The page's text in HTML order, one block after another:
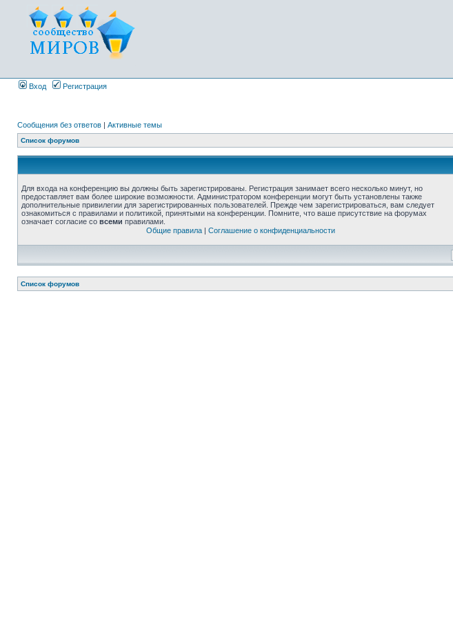
Вход Регистрация
Сообщения без ответов | Активные темы
Список форумов
Для входа на конференцию вы должны быть зарегистрированы. Регистрация занимает всего несколько минут, но
предоставляет вам более широкие возможности. Администратором конференции могут быть установлены также
дополнительные привилегии для зарегистрированных пользователей. Прежде чем зарегистрироваться, вам следует
ознакомиться с правилами и политикой, принятыми на конференции. Помните, что ваше присутствие на форумах
означает согласие со всеми правилами.
Общие правила| Соглашение о конфиденциальности
Список форумов